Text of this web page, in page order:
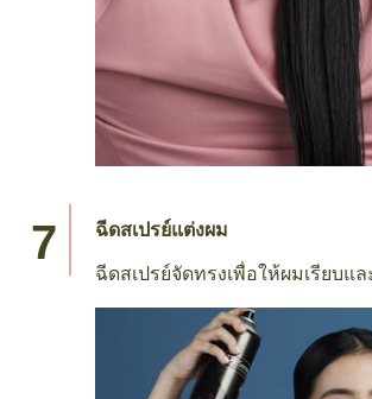
ฉีดสเปรย์แต่งผม
ฉีดสเปรย์จัดทรงเพื่อให้ผมเรียบแ